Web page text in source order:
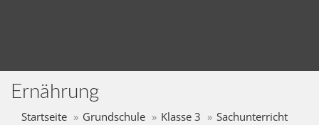
Ernährung
Startseite Grundschule Klasse 3
Sachunterricht